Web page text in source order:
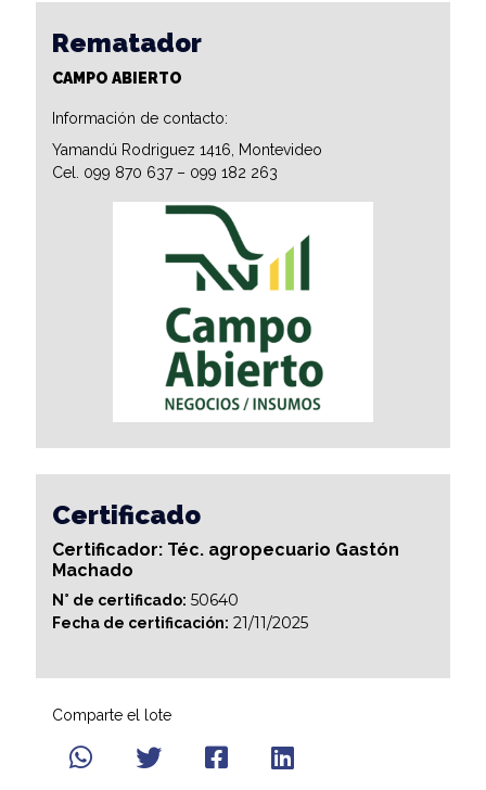
Rematador
CAMPO ABIERTO
Información de contacto:
Yamandú Rodriguez 1416, Montevideo
Cel. 099 870 637 – 099 182 263
Certificado
Certificador: Téc. agropecuario Gastón
Machado
N° de certificado: 50640
Fecha de certificación: 21/11/2025
Comparte el lote